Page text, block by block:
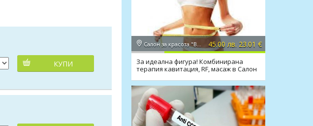
КУПИ
Салон за красота "Вили" 45.00 лв. 23.01 €
За идеална фигура! Комбинирана
терапия кавитация, RF, масаж в Салон